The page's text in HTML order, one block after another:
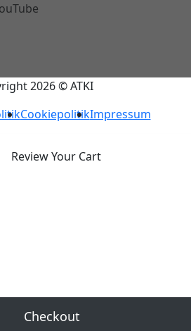
2026 © ATKI
CookiepolitikImpressum
Review Your Cart
Checkout